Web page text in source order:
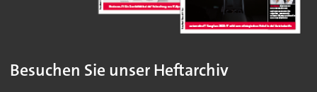
Besuchen Sie unser Heftarchiv